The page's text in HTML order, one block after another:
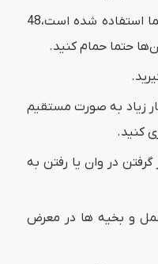
اگر از لوله تخلیه مایعات در شما استفاده شده است،48
حتما حمام کنید.
زیاد به صورت مستقیم
کنید.
گرفتن در وان یا رفتن به
و بخیه ها در معرض